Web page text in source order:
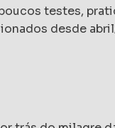
testes,
desde